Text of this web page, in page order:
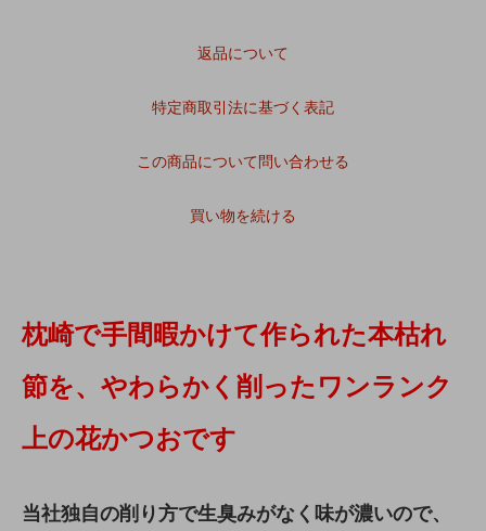
返品について
特定商取引法に基づく表記
この商品について問い合わせる
買い物を続ける
枕崎で手間暇かけて作られた本枯れ
節を、やわらかく削ったワンランク
上の花かつおです
当社独自の削り方で生臭みがなく味が濃いので、